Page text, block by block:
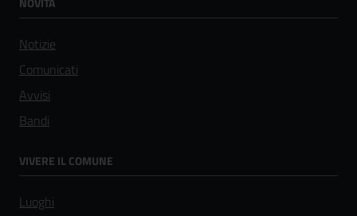
Notizie
Comunicati
Avvisi
Bandi
VIVERE IL COMUNE
Luoghi